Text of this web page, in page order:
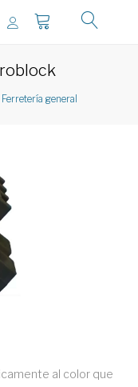
general
al color que